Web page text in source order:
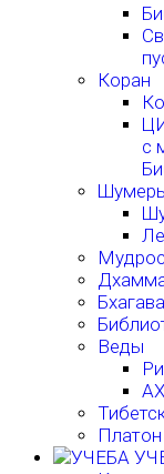
Коран
с
Веды
Платон